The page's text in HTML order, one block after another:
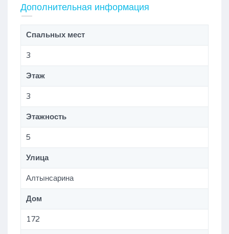
Дополнительная информация
Спальных мест
3
Этаж
3
Этажность
5
Улица
Алтынсарина
Дом
172